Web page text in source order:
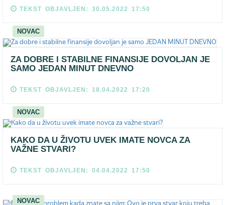
TEKST OBJAVLJEN: 30.05.2022 17:50
NOVAC
ZA DOBRE I STABILNE FINANSIJE DOVOLJAN JE
SAMO JEDAN MINUT DNEVNO
TEKST OBJAVLJEN: 18.04.2022 17:20
NOVAC
KAKO DA U ŽIVOTU UVEK IMATE NOVCA ZA
VAŽNE STVARI?
TEKST OBJAVLJEN: 04.04.2022 17:50
NOVAC